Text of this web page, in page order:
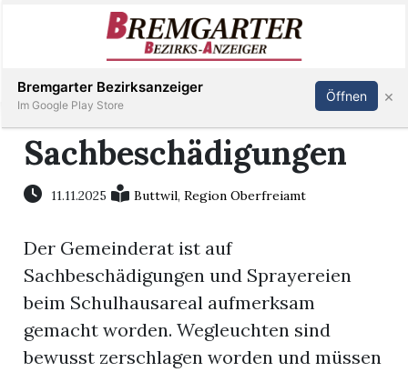
Immobilien
Stellen
E-
Paper
Inserieren Abonnieren Anmelden
Sachbeschädigungen
11.11.2025 Buttwil,Region Oberfreiamt
Der Gemeinderat ist auf
Sachbeschädigungen und Sprayereien
beim Schulhausareal aufmerksam
gemacht worden. Wegleuchten sind
bewusst zerschlagen worden und müssen
Bremgarter Bezirksanzeiger
Im Google Play Store
Öffnen ×